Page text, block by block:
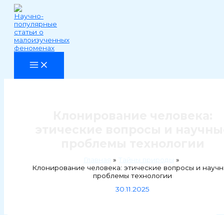
Перейти
содержимому
Главная
Тайны природы
Клонирование человека: этические вопросы и
проблемы технологии
30.11.2025